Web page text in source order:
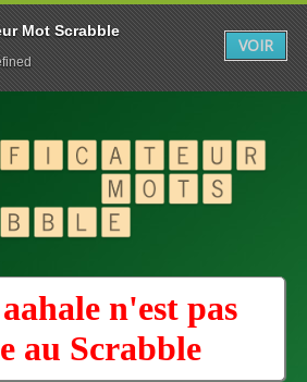
n'est pas
au Scrabble
Mot Scrabble
VOIR